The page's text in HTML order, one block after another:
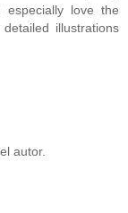
love the
illustrations
autor.